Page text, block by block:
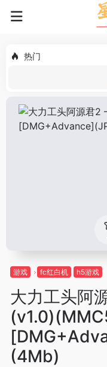
热门
游戏 fc红白机 h5游戏
大力工头阿
(4Mb)